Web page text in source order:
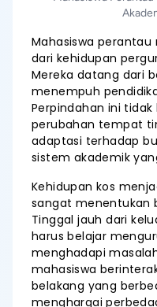
Mahasiswa
dari kehidupan
Mereka datang dari
menempuh
Perpindahan ini
perubahan tempat
adaptasi terhadap
sistem akademik
Kehidupan kos
sangat menentukan
Tinggal jauh dari
harus belajar
menghadapi
mahasiswa
belakang yang
menghargai